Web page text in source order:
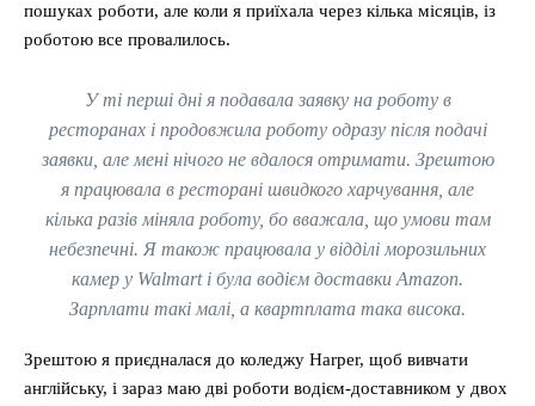
пошуках роботи, але коли я приїхала через кілька місяців, із
роботою все провалилось.
У ті перші дні я подавала заявку на роботу в
ресторанах і продовжила роботу одразу після подачі
заявки, але мені нічого не вдалося отримати. Зрештою
я працювала в ресторані швидкого харчування, але
кілька разів міняла роботу, бо вважала, що умови там
небезпечні. Я також працювала у відділі морозильних
камер у Walmart і була водієм доставки Amazon.
Зарплати такі малі, а квартплата така висока.
Зрештою я приєдналася до коледжу Harper, щоб вивчати
англійську, і зараз маю дві роботи водієм-доставником у двох